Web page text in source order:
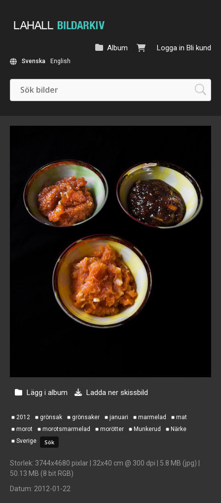
Logga in Bli kund
Album
Svenska English
Lägg i album Ladda ner skissbild
2012 grönsak grönsaker januari marmelad
mat
morot
morotsmarmelad morötter Munkerud
Närke
Sverige
Storlek: 3744x4680 pixlar | 32x40 cm @ 300 dpi | 5.8 MB (jpg) |
50.13 MB (8 bit RGB)
Datum: 2012-01-22